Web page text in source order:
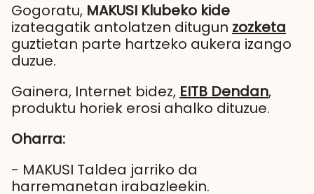
Gogoratu, MAKUSI Klubeko kide
izateagatik antolatzen ditugun zozketa
guztietan parte hartzeko aukera izango
duzue.
Gainera, Internet bidez, EITB Dendan,
produktu horiek erosi ahalko dituzue.
Oharra:
- MAKUSI Taldea jarriko da
harremanetan irabazleekin.